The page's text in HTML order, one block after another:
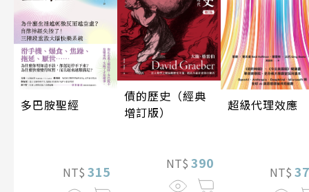
多巴胺聖經
NT$ 315
債的歷史（經典
增訂版）
NT$ 390
超級代理效應
NT$